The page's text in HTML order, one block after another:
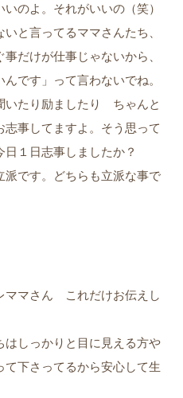
のよ。それがいいの（笑）
と言ってるママさんたち、
だけが仕事じゃないから、
です」って言わないでね。
いたり励ましたり ちゃんと
事してますよ。そう思って
１日志事しましたか？
です。どちらも立派な事で
マさん これだけお伝えし
はしっかりと目に見える方や
て下さってるから安心して生